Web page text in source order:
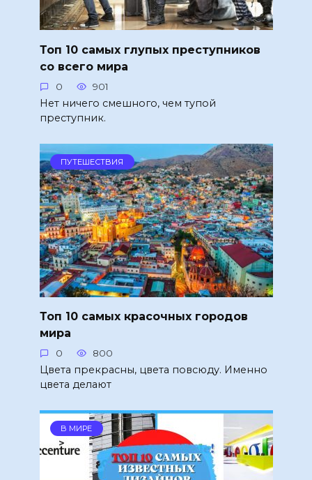
Топ 10 самых глупых преступников
со всего мира
0 901
Нет ничего смешного, чем тупой
преступник.
ПУТЕШЕСТВИЯ
Топ 10 самых красочных городов
мира
0 800
Цвета прекрасны, цвета повсюду. Именно
цвета делают
В МИРЕ